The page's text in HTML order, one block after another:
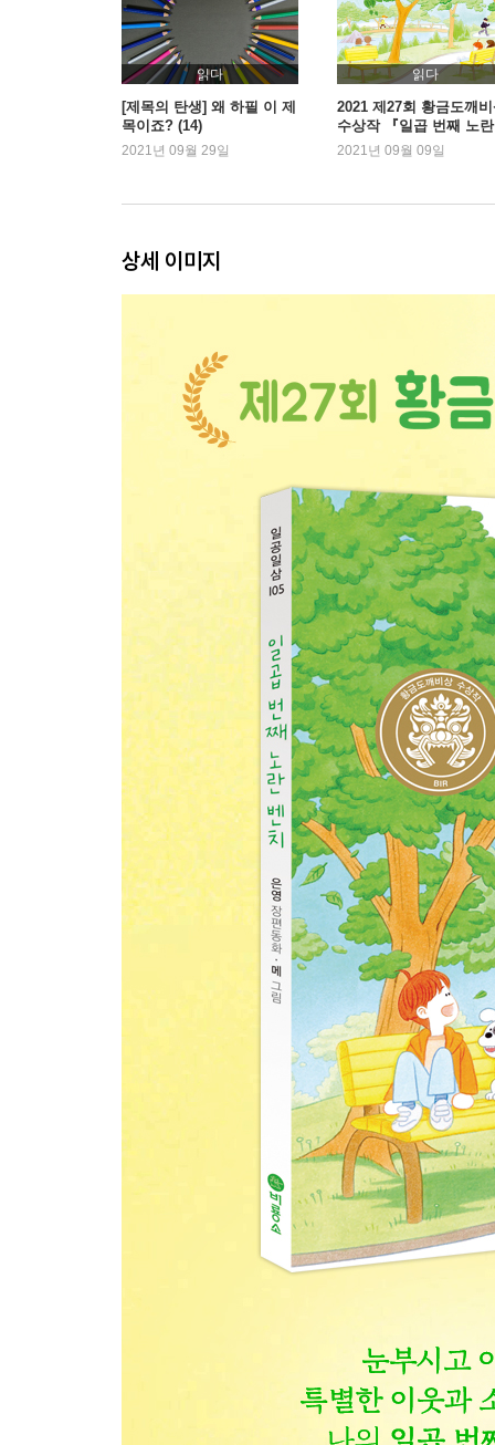
쉬리일까 봉수일까
4부 지후야, 지후야, 라지후
살 1파운드
봉수를 지켜라
너도 가 버린다고?
작가의 말
읽다
[제목의 탄생] 왜 하필 이 제
목이죠? (14)
2021년 09월 29일
읽다
2021 제27회 황금도깨
수상작 『일곱 번째 노
치』
2021년 09월 09일
상세 이미지